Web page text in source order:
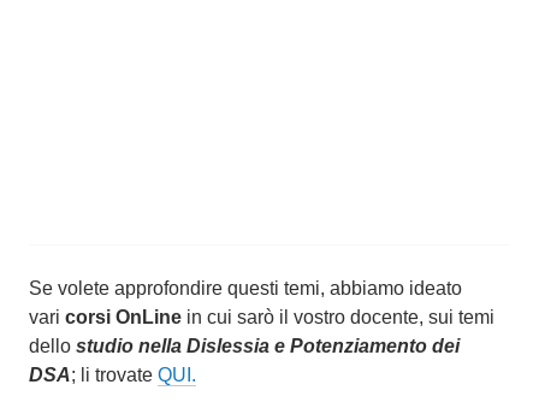
Se volete approfondire questi temi, abbiamo ideato
vari corsi OnLine in cui sarò il vostro docente, sui temi
dello studio nella Dislessia e Potenziamento dei
DSA; li trovate QUI.